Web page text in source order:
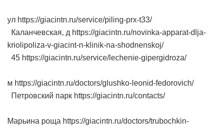
ул https://giacintn.ru/service/piling-prx-t33/
Каланчевская, д https://giacintn.ru/novinka-apparat-dlja-
kriolipoliza-v-giacint-n-klinik-na-shodnenskoj/
45 https://giacintn.ru/service/lechenie-gipergidroza/
м https://giacintn.ru/doctors/glushko-leonid-fedorovich/
Петровский парк https://giacintn.ru/contacts/
Марьина роща https://giacintn.ru/doctors/trubochkin-